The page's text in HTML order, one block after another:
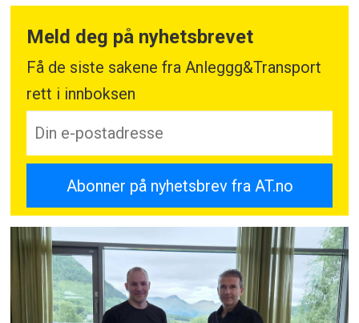
Meld deg på nyhetsbrevet
Få de siste sakene fra Anleggg&Transport
rett i innboksen